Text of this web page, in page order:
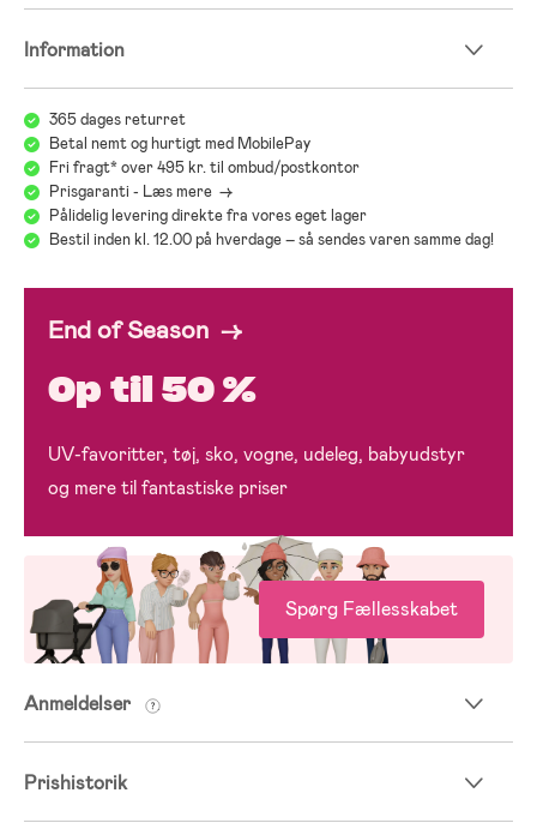
Information
365 dages returret
Betal nemt og hurtigt med MobilePay
Fri fragt* over 495 kr. til ombud/postkontor
Prisgaranti - Læs mere ->
Pålidelig levering direkte fra vores eget lager
Bestil inden kl. 12.00 på hverdage – så sendes varen samme dag!
End of Season →
Op til 50 %
UV-favoritter, tøj, sko, vogne, udeleg, babyudstyr
og mere til fantastiske priser
Spørg Fællesskabet
Anmeldelser
Prishistorik